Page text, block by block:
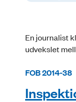
En journalist
udvekslet
FOB 2014-38